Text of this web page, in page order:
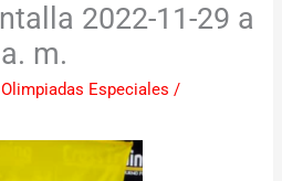
2022-11-29 a
m.
Olimpiadas Especiales/